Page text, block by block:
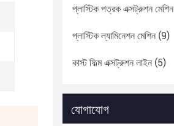
প্লাস্টিক পত্রক এক্সট্রুশন মেশিন
প্লাস্টিক ল্যামিনেশন মেশিন (9)
কাস্ট ফিল্ম এক্সট্রুশন লাইন (5)
যোগাযোগ